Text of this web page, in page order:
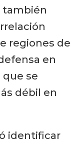
también
regiones de
en
se
débil en
identificar